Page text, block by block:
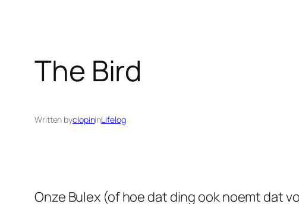
The Bird
Written byclopininLifelog
Onze Bulex (of hoe dat ding ook noemt dat